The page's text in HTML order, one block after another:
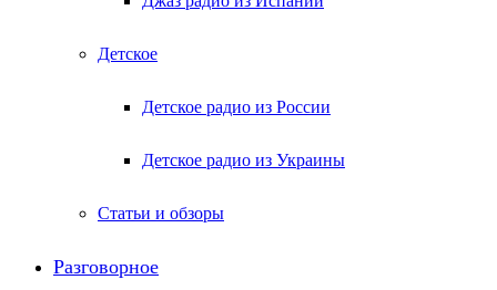
Детское
Детское радио из России
Детское радио из Украины
Статьи и обзоры
Разговорное